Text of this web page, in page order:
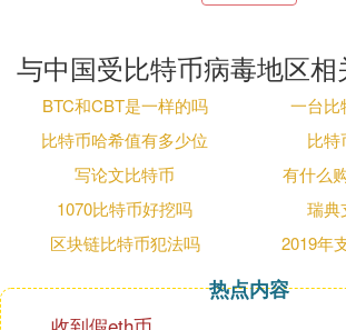
由于以前国内多次爆发利用445端口
营商对个人用户已封掉445端口，但
此限制，仍然存在大量暴露445端口
机构统计，目前国内平均每天有5000
SA“永恒之蓝”黑客武器的远程攻击，
的重灾区。
与中国受比特币病毒地区相
BTC和CBT是一样的吗
一台比
比特币哈希值有多少位
比特
写论文比特币
有什么
1070比特币好挖吗
瑞典
区块链比特币犯法吗
2019年
热点内容